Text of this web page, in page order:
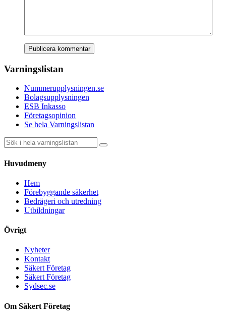
Varningslistan
Nummerupplysningen.se
Bolagsupplysningen
ESB Inkasso
Företagsopinion
Se hela Varningslistan
Huvudmeny
Hem
Förebyggande säkerhet
Bedrägeri och utredning
Utbildningar
Övrigt
Nyheter
Kontakt
Säkert Företag
Säkert Företag
Sydsec.se
Om Säkert Företag